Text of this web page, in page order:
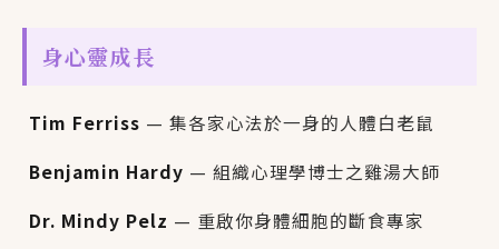
身心靈成長
Tim Ferriss — 集各家心法於一身的人體白老鼠
Benjamin Hardy — 組織心理學博士之雞湯大師
Dr. Mindy Pelz — 重啟你身體細胞的斷食專家